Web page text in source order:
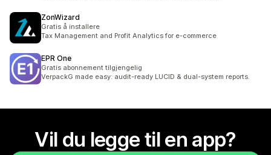
ZonWizard
Gratis å installere
Tax Management and Profit Analytics for e-commerce
EPR One
Gratis abonnement tilgjengelig
VerpackG made easy: audit-ready LUCID & dual-system reports.
Vil du legge til en app?